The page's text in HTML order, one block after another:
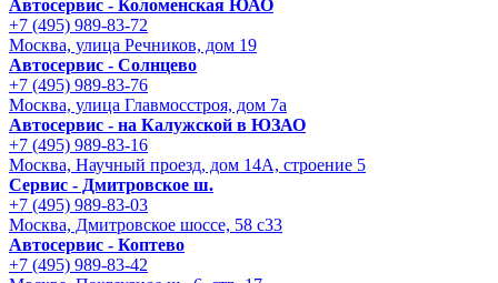
Автосервис - Коломенская ЮАО
+7 (495) 989-83-72
Москва, улица Речников, дом 19
Автосервис - Солнцево
+7 (495) 989-83-76
Москва, улица Главмосстроя, дом 7а
Автосервис - на Калужской в ЮЗАО
+7 (495) 989-83-16
Москва, Научный проезд, дом 14А, строение 5
Сервис - Дмитровское ш.
+7 (495) 989-83-03
Москва, Дмитровское шоссе, 58 с33
Автосервис - Коптево
+7 (495) 989-83-42